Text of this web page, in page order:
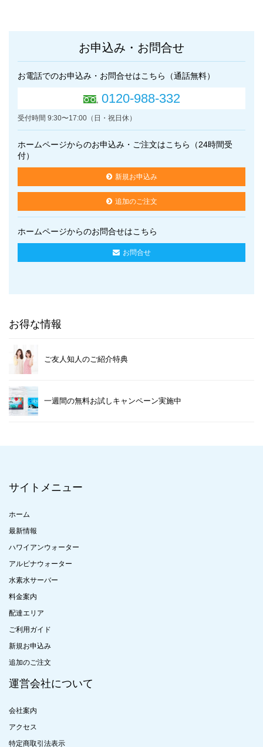
お申込み・お問合せ
お電話でのお申込み・お問合せはこちら（通話無料）
0120-988-332
受付時間 9:30〜17:00（日・祝日休）
ホームページからのお申込み・ご注文はこちら（24時間受
付）
新規お申込み
追加のご注文
ホームページからのお問合せはこちら
お問合せ
お得な情報
ご友人知人のご紹介特典
一週間の無料お試しキャンペーン実施中
サイトメニュー
ホーム
最新情報
ハワイアンウォーター
アルピナウォーター
水素水サーバー
料金案内
配達エリア
ご利用ガイド
新規お申込み
追加のご注文
運営会社について
会社案内
アクセス
特定商取引法表示